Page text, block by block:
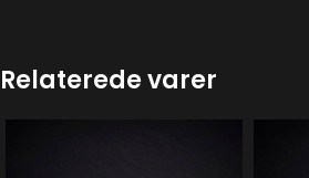
Relaterede varer